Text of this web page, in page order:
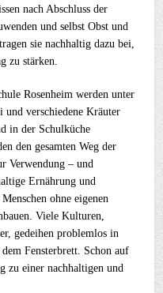
nach Abschluss der
und selbst Obst und
sie nachhaltig dazu bei,
zu stärken.
Rosenheim werden unter
und verschiedene Kräuter
in der Schulküche
den gesamten Weg der
Verwendung – und
Ernährung und
ohne eigenen
Viele Kulturen,
gedeihen problemlos in
Fensterbrett. Schon auf
zu einer nachhaltigen und